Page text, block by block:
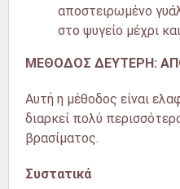
αποστειρωμένο
στο ψυγείο μέχρι
ΜΕΘΟΔΟΣ ΔΕΥΤΕΡΗ:
Αυτή η μέθοδος είναι
διαρκεί πολύ
βρασίματος.
Συστατικά